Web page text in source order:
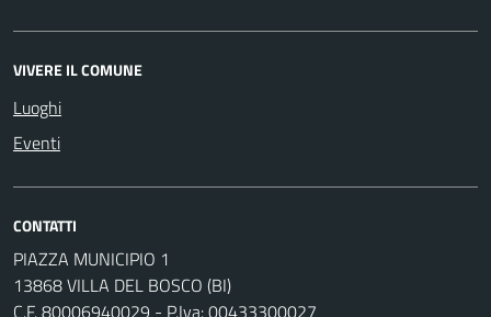
VIVERE IL COMUNE
Luoghi
Eventi
CONTATTI
PIAZZA MUNICIPIO 1
13868 VILLA DEL BOSCO (BI)
C.F. 80006940029 - P.Iva: 00433300027